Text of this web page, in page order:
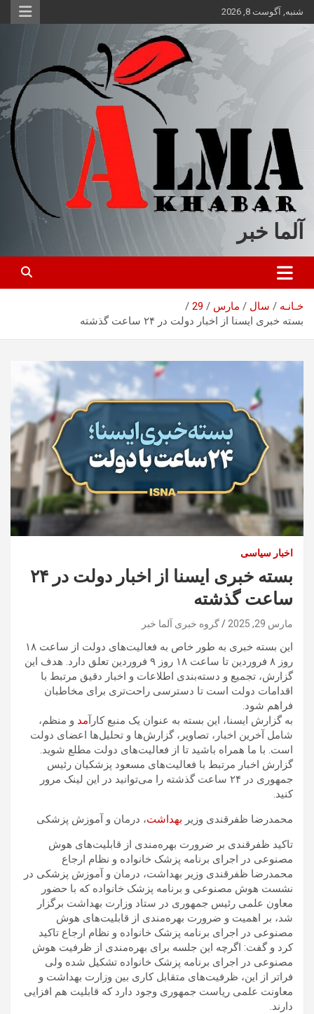
محتوا
شنبه, آگوست 8, 2026
آلما خبر
خـانـه سال مارس
29
بسته خبری ایسنا از اخبار دولت در ۲۴ ساعت گذشته
اخبار سیاسی
بسته خبری ایسنا از اخبار دولت در ۲۴
ساعت گذشته
مارس 29, 2025 گروه خبری آلما خبر
این بسته خبری به طور خاص به فعالیت‌های دولت از ساعت ۱۸
روز ۸ فروردین تا ساعت ۱۸ روز ۹ فروردین تعلق دارد. هدف این
گزارش، تجمیع و دسته‌بندی اطلاعات و اخبار دقیق مرتبط با
اقدامات دولت است تا دسترسی راحت‌تری برای مخاطبان
فراهم شود.
به گزارش ایسنا، ‌این بسته به عنوان یک منبع کارآمد و منظم،
شامل آخرین اخبار، تصاویر، گزارش‌ها و تحلیل‌ها اعضای دولت
است. با ما همراه باشید تا از فعالیت‌های دولت مطلع شوید.
گزارش اخبار مرتبط با فعالیت‌های مسعود پزشکیان رئیس
جمهوری در ۲۴ ساعت گذشته را می‌توانید در این لینک مرور
کنید.
محمدرضا ظفرقندی وزیر بهداشت، درمان و آموزش پزشکی
تاکید ظفرقندی بر ضرورت بهره‌مندی از قابلیت‌های هوش
مصنوعی در اجرای برنامه پزشک خانواده و نظام ارجاع
محمدرضا ظفرقندی وزیر بهداشت، درمان و آموزش پزشکی در
نشست هوش مصنوعی و برنامه پزشک خانواده که با حضور
معاون علمی رئیس جمهوری در ستاد وزارت بهداشت برگزار
شد، بر اهمیت و ضرورت بهره‌مندی از قابلیت‌های هوش
مصنوعی در اجرای برنامه پزشک خانواده و نظام ارجاع تاکید
کرد و گفت: اگرچه این جلسه برای بهره‌مندی از ظرفیت هوش
مصنوعی در اجرای برنامه پزشک خانواده تشکیل شده ولی
فراتر از این، ظرفیت‌های متقابل کاری بین وزارت بهداشت و
معاونت علمی ریاست جمهوری وجود دارد که قابلیت هم افزایی
دارند.